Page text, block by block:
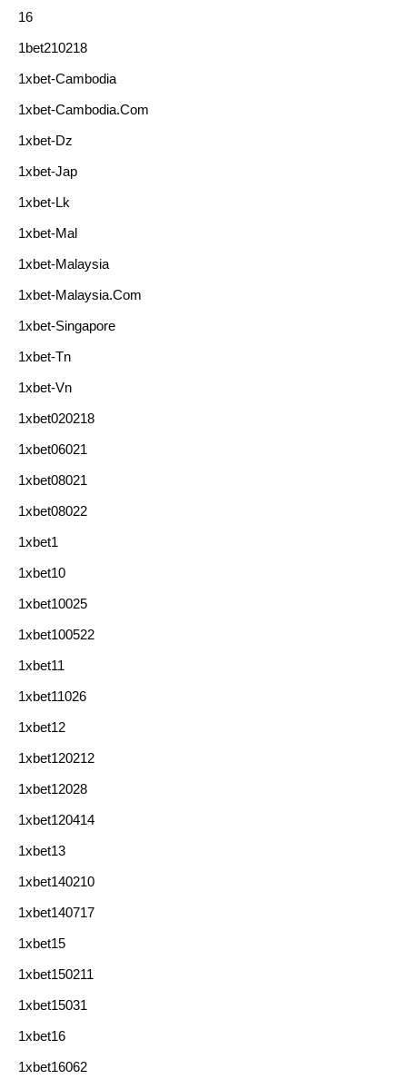
16
1bet210218
1xbet-Cambodia
1xbet-Cambodia.com
1xbet-Dz
1xbet-Jap
1xbet-Lk
1xbet-Mal
1xbet-Malaysia
1xbet-Malaysia.com
1xbet-Singapore
1xbet-Tn
1xbet-Vn
1xbet020218
1xbet06021
1xbet08021
1xbet08022
1xbet1
1xbet10
1xbet10025
1xbet100522
1xbet11
1xbet11026
1xbet12
1xbet120212
1xbet12028
1xbet120414
1xbet13
1xbet140210
1xbet140717
1xbet15
1xbet150211
1xbet15031
1xbet16
1xbet16062